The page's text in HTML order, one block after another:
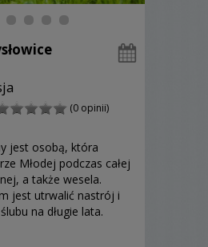
(0 opinii)
jest osobą, która
Młodej podczas całej
a także wesela.
jest utrwalić nastrój i
na długie lata.